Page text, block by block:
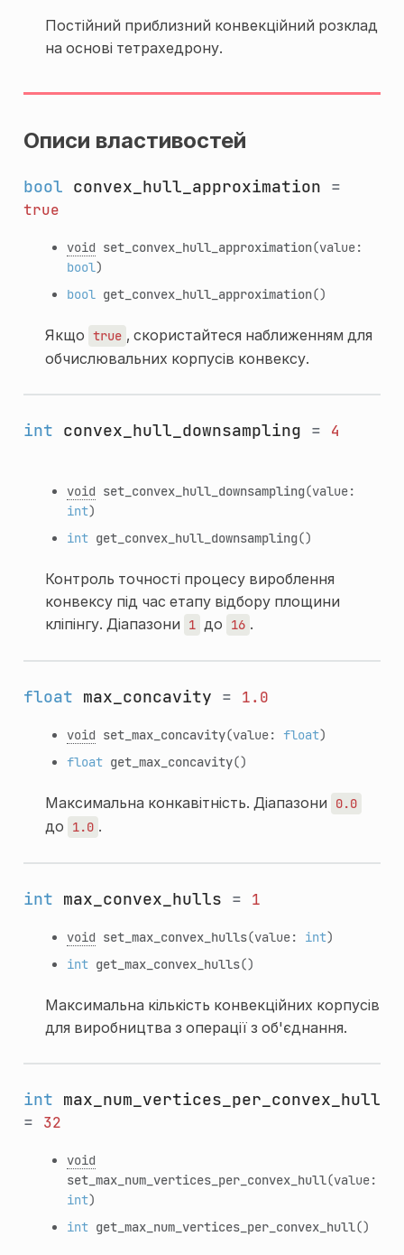
Постійний приблизний конвекційний розклад
на основі тетрахедрону.
Описи властивостей
bool convex_hull_approximation =
true
void set_convex_hull_approximation(value:
bool)
bool get_convex_hull_approximation()
Якщо true , скористайтеся наближенням для
обчислювальних корпусів конвексу.
int convex_hull_downsampling = 4
void set_convex_hull_downsampling(value:
int)
int get_convex_hull_downsampling()
Контроль точності процесу вироблення
конвексу під час етапу відбору площини
кліпінгу. Діапазони
1 до 16 .
float max_concavity = 1.0
void set_max_concavity(value: float)
float get_max_concavity()
Максимальна конкавітність. Діапазони 0.0
до 1.0 .
int max_convex_hulls = 1
void set_max_convex_hulls(value: int)
int get_max_convex_hulls()
Максимальна кількість конвекційних корпусів
для виробництва з операції з об'єднання.
int max_num_vertices_per_convex_hull
=
32
void
set_max_num_vertices_per_convex_hull(value:
int)
int get_max_num_vertices_per_convex_hull()